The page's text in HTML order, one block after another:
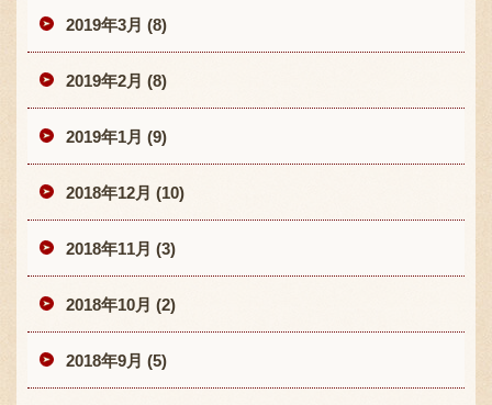
2019年3月 (8)
2019年2月 (8)
2019年1月 (9)
2018年12月 (10)
2018年11月 (3)
2018年10月 (2)
2018年9月 (5)